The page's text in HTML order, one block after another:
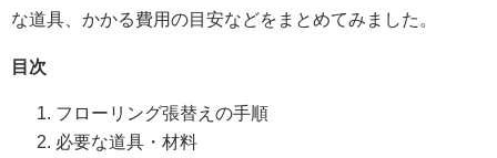
な道具、かかる費用の目安などをまとめてみました。
目次
フローリング張替えの手順
必要な道具・材料